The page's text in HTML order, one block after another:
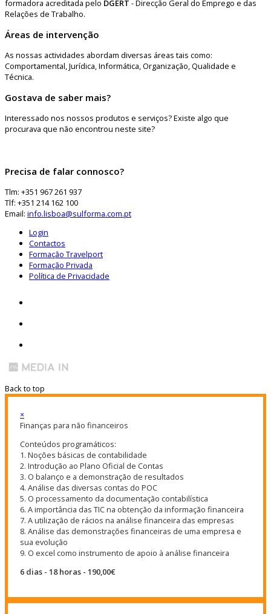
formadora acreditada pelo DGERT - Direcção Geral do Emprego e das
Relações de Trabalho.
Áreas de intervenção
As nossas actividades abordam diversas áreas tais como:
Comportamental, Jurídica, Informática, Organização, Qualidade e
Técnica.
Gostava de saber mais?
Interessado nos nossos produtos e serviços? Existe algo que
procurava que não encontrou neste site?
Precisa de falar connosco?
Tlm: +351 967 261 937
Tlf: +351 214 162 100
Email: info.lisboa@sulforma.com.pt
Login
Contactos
Formação Travelport
Formação Privada
Política de Privacidade
Back to top
×
Finanças para não financeiros
Conteúdos programáticos:
1. Noções básicas de contabilidade
2. Introdução ao Plano Oficial de Contas
3. O balanço e a demonstração de resultados
4. Análise das diversas contas do POC
5. O processamento da documentação contabilística
6. A importância das TIC na obtenção da informação financeira
7. A utilização de rácios na análise financeira das empresas
8. Análise das demonstrações financeiras de uma empresa e
sua evolução
9. O excel como instrumento de apoio à análise financeira
6 dias - 18 horas - 190,00€